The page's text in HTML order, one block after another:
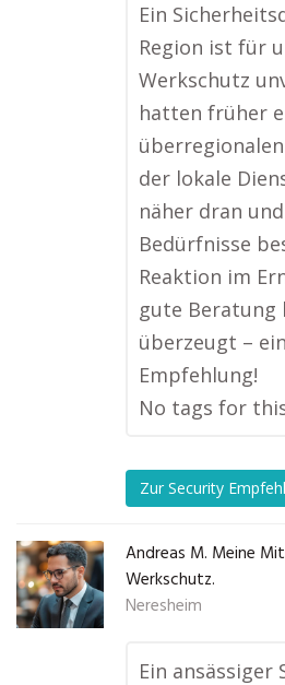
Ein
Region ist für
Werkschutz
hatten früher
der lokale
näher dran
Bedürfnisse
Reaktion im
gute Beratung
überzeugt –
Empfehlung!
No tags for
Zur Security
Andreas M. Meine
Werkschutz.
Neresheim
Ein ansässiger